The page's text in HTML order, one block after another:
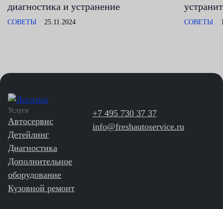
диагностика и устранение
СОВЕТЫ 25.11.2024 СОВЕТЫ
Услуги
Автосервис
Детейлинг
Диагностика
Дополнительное
оборудование
Кузовной ремонт
+7 495 730 37 37
info@freshautoservice.ru